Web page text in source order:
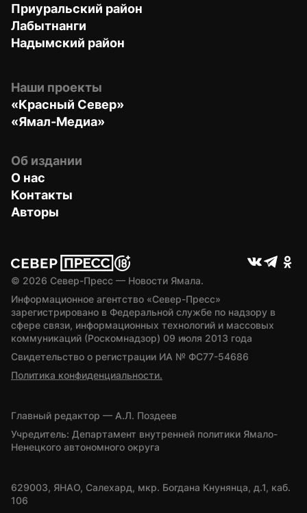
Приуральский район
Лабытнанги
Надымский район
Наши проекты
«Красный Север»
«Ямал-Медиа»
Об издании
О нас
Контакты
Авторы
© 2026 Север-Пресс — Новости Ямала.
Информационное агентство «Север-Пресс»
зарегистрировано в Федеральной службе по надзору в
сфере связи, информационных технологий и массовых
коммуникаций (Роскомнадзор) 09 июля 2013 года
Свидетельство о регистрации ИА № ФС77-54686
Политика конфиденциальности.
Главный редактор — А.Л. Поздеев
Учредитель: Департамент внутренней политики Ямало-
Ненецкого автономного округа
629003, ЯНАО, Салехард, мкр. Богдана Кнунянца, д.1, каб.
106